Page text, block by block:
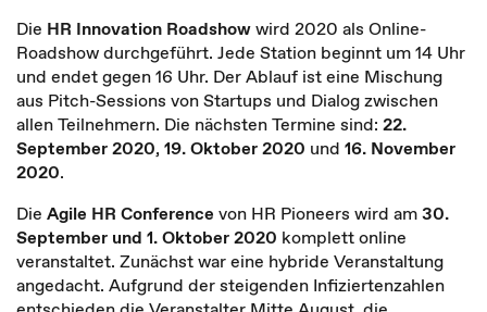
Die HR Innovation Roadshowwird 2020 als Online-
Roadshow durchgeführt. Jede Station beginnt um 14 Uhr
und endet gegen 16 Uhr. Der Ablauf ist eine Mischung
aus Pitch-Sessions von Startups und Dialog zwischen
allen Teilnehmern. Die nächsten Termine sind: 22.
September 2020, 19. Oktober 2020 und 16. November
2020.
Die Agile HR Conference von HR Pioneers wird am30.
September und 1. Oktober 2020 komplett online
veranstaltet. Zunächst war eine hybride Veranstaltung
angedacht. Aufgrund der steigenden Infiziertenzahlen